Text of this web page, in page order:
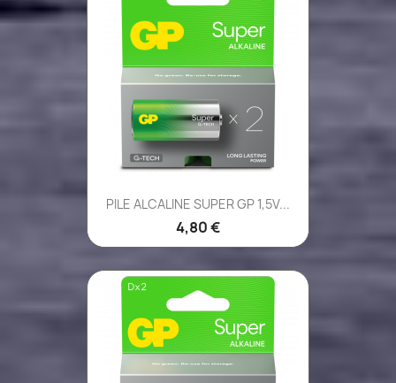
PILE ALCALINE SUPER GP 1,5V...
4,80 €